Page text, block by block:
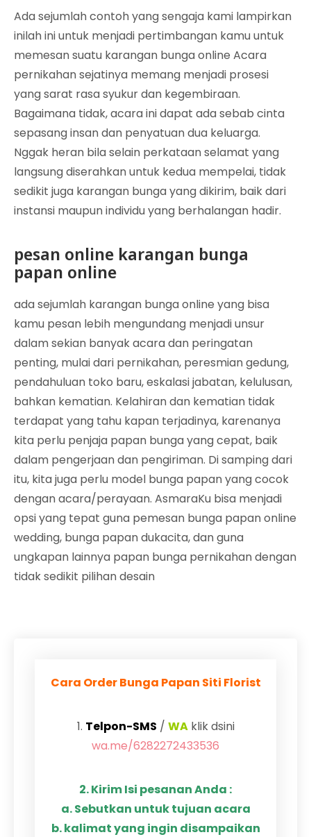
Ada sejumlah contoh yang sengaja kami lampirkan
inilah ini untuk menjadi pertimbangan kamu untuk
memesan suatu karangan bunga online Acara
pernikahan sejatinya memang menjadi prosesi
yang sarat rasa syukur dan kegembiraan.
Bagaimana tidak, acara ini dapat ada sebab cinta
sepasang insan dan penyatuan dua keluarga.
Nggak heran bila selain perkataan selamat yang
langsung diserahkan untuk kedua mempelai, tidak
sedikit juga karangan bunga yang dikirim, baik dari
instansi maupun individu yang berhalangan hadir.
pesan online karangan bunga
papan online
ada sejumlah karangan bunga online yang bisa
kamu pesan lebih mengundang menjadi unsur
dalam sekian banyak acara dan peringatan
penting, mulai dari pernikahan, peresmian gedung,
pendahuluan toko baru, eskalasi jabatan, kelulusan,
bahkan kematian. Kelahiran dan kematian tidak
terdapat yang tahu kapan terjadinya, karenanya
kita perlu penjaja papan bunga yang cepat, baik
dalam pengerjaan dan pengiriman. Di samping dari
itu, kita juga perlu model bunga papan yang cocok
dengan acara/perayaan. AsmaraKu bisa menjadi
opsi yang tepat guna pemesan bunga papan online
wedding, bunga papan dukacita, dan guna
ungkapan lainnya papan bunga pernikahan dengan
tidak sedikit pilihan desain
Cara Order Bunga Papan Siti Florist
1. Telpon-SMS / WAklik dsini
wa.me/6282272433536
2. Kirim Isi pesanan Anda :
a. Sebutkan untuk tujuan acara
b. kalimat yang ingin disampaikan